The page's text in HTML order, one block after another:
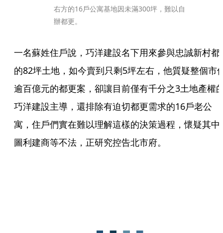
右方的16戶公寓基地因未滿300坪，難以自
辦都更。
一名蘇姓住戶說，巧洋建設名下用來參與忠誠新村都
的82坪土地，如今賣到只剩5坪左右，他質疑整個市
逾百億元的都更案，卻讓目前僅有千分之3土地產權
巧洋建設主導，還排除有迫切都更需求的16戶老公
寓，住戶們實在難以理解這樣的決策過程，懷疑其中
圖利建商等不法，正研究控告北市府。